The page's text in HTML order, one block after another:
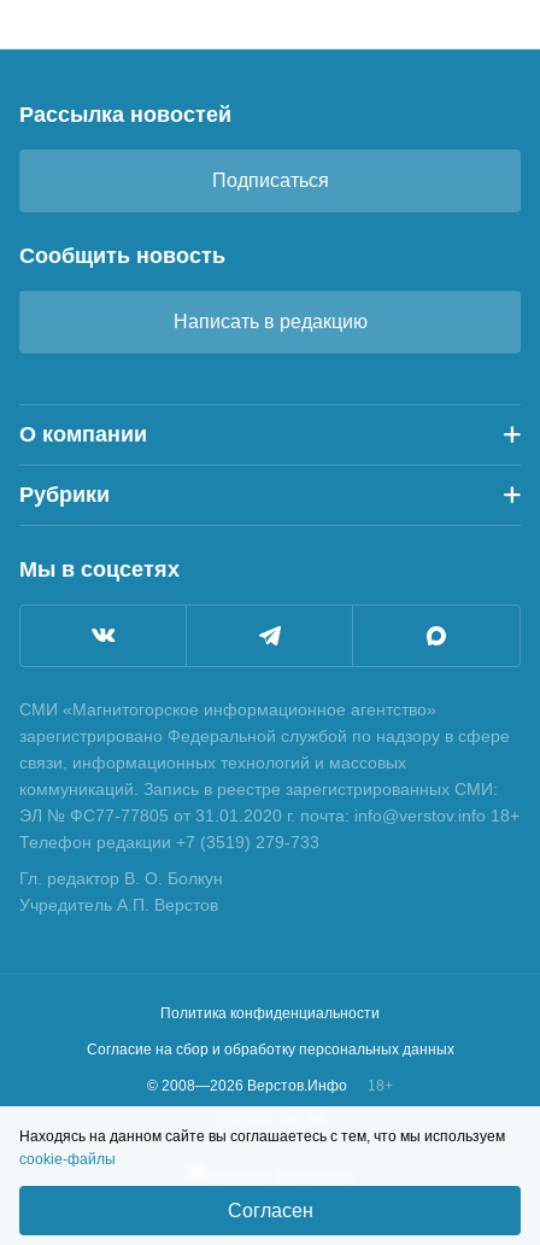
Рассылка новостей
Подписаться
Сообщить новость
Написать в редакцию
О компании
Рубрики
Мы в соцсетях
СМИ «Магнитогорское информационное агентство»
зарегистрировано Федеральной службой по надзору в сфере
связи, информационных технологий и массовых
коммуникаций. Запись в реестре зарегистрированных СМИ:
ЭЛ № ФС77-77805 от 31.01.2020 г. почта: info@verstov.info 18+
Телефон редакции +7 (3519) 279-733
Гл. редактор В. О. Болкун
Учредитель А.П. Верстов
Политика конфиденциальности
Согласие на сбор и обработку персональных данных
© 2008—2026 Верстов.Инфо
18+
Находясь на данном сайте вы соглашаетесь с тем, что мы используем
cookie-файлы
Согласен